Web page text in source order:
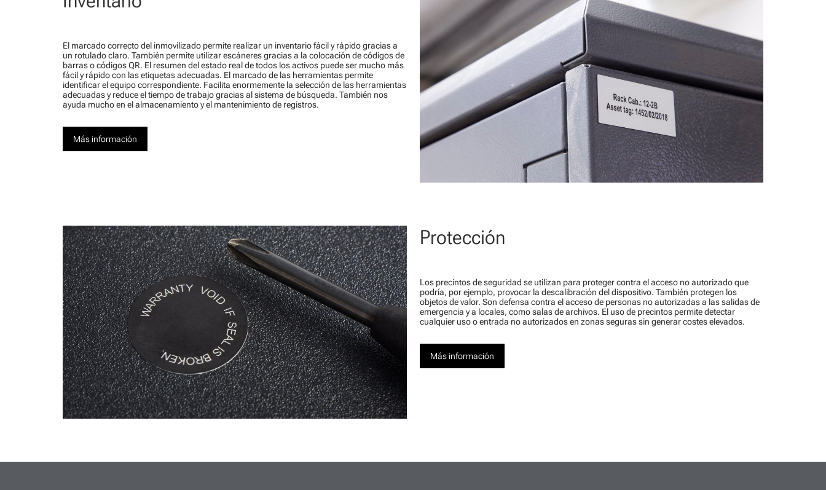
El marcado correcto del inmovilizado permite realizar un inventario fácil y rápido gracias a
un rotulado claro. También permite utilizar escáneres gracias a la colocación de códigos de
barras o códigos QR. El resumen del estado real de todos los activos puede ser mucho más
fácil y rápido con las etiquetas adecuadas. El marcado de las herramientas permite
identificar el equipo correspondiente. Facilita enormemente la selección de las herramientas
adecuadas y reduce el tiempo de trabajo gracias al sistema de búsqueda. También nos
ayuda mucho en el almacenamiento y el mantenimiento de registros.
Más información
Protección
Los precintos de seguridad se utilizan para proteger contra el acceso no autorizado que
podría, por ejemplo, provocar la descalibración del dispositivo. También protegen los
objetos de valor. Son defensa contra el acceso de personas no autorizadas a las salidas de
emergencia y a locales, como salas de archivos. El uso de precintos permite detectar
cualquier uso o entrada no autorizados en zonas seguras sin generar costes elevados.
Más información